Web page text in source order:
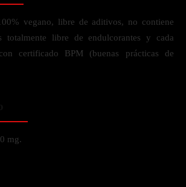
vegano, libre de aditivos, no contiene
totalmente libre de endulcorantes y cada
certificado BPM (buenas prácticas de
mg.